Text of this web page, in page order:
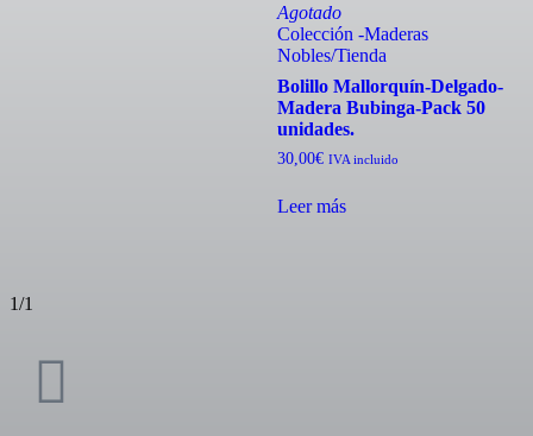
Agotado
Colección -Maderas
Nobles/Tienda
Bolillo Mallorquín-Delgado-
Madera Bubinga-Pack 50
unidades.
30,00€ IVA incluido
Leer más
1/1